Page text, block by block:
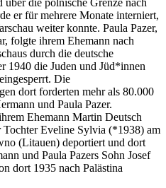
über die polnische Grenze nach
er für mehrere Monate interniert,
weiter konnte. Paula Pazer,
folgte ihrem Ehemann nach
durch die deutsche
1940 die Juden und Jüd*innen
Die
dort forderten mehr als 80.000
und Paula Pazer.
Ehemann Martin Deutsch
Eveline Sylvia (*1938) am
(Litauen) deportiert und dort
und Paula Pazers Sohn Josef
dort 1935 nach Palästina